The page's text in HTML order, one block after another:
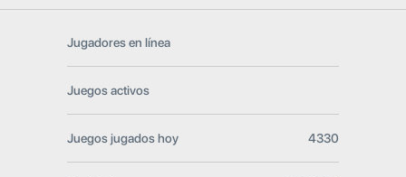
Jugadores en línea
Juegos activos
Juegos jugados hoy 4330